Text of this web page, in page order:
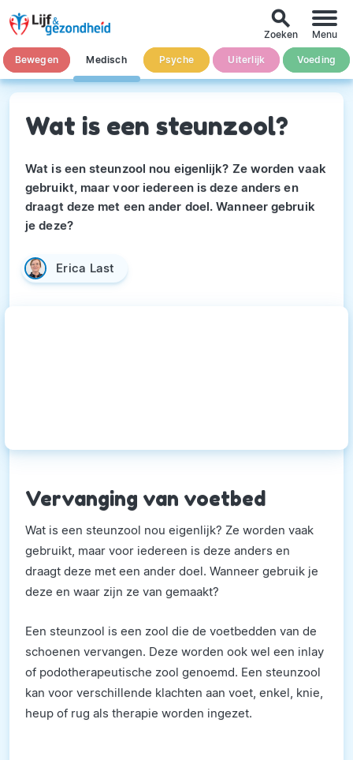
Bewegen Medisch Psyche Uiterlijk Voeding
search
Zoeken Menu
Wat is een steunzool?
Wat is een steunzool nou eigenlijk? Ze worden vaak
gebruikt, maar voor iedereen is deze anders en
draagt deze met een ander doel. Wanneer gebruik
je deze?
Erica Last
Vervanging van voetbed
Wat is een steunzool nou eigenlijk? Ze worden vaak
gebruikt, maar voor iedereen is deze anders en
draagt deze met een ander doel. Wanneer gebruik je
deze en waar zijn ze van gemaakt?
Een steunzool is een zool die de voetbedden van de
schoenen vervangen. Deze worden ook wel een inlay
of podotherapeutische zool genoemd. Een steunzool
kan voor verschillende klachten aan voet, enkel, knie,
heup of rug als therapie worden ingezet.